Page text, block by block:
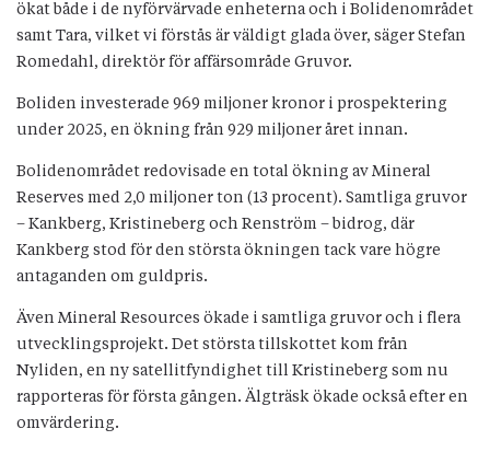
ökat både i de nyförvärvade enheterna och i Bolidenområdet
samt Tara, vilket vi förstås är väldigt glada över, säger Stefan
Romedahl, direktör för affärsområde Gruvor.
Boliden investerade 969 miljoner kronor i prospektering
under 2025, en ökning från 929 miljoner året innan.
Bolidenområdet redovisade en total ökning av Mineral
Reserves med 2,0 miljoner ton (13 procent). Samtliga gruvor
– Kankberg, Kristineberg och Renström – bidrog, där
Kankberg stod för den största ökningen tack vare högre
antaganden om guldpris.
Även Mineral Resources ökade i samtliga gruvor och i flera
utvecklingsprojekt. Det största tillskottet kom från
Nyliden, en ny satellitfyndighet till Kristineberg som nu
rapporteras för första gången. Älgträsk ökade också efter en
omvärdering.